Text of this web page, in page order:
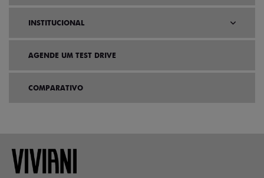
INSTITUCIONAL
AGENDE UM TEST DRIVE
COMPARATIVO